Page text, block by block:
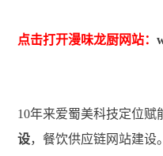
点击打开漫味龙厨网站：
10年来爱蜀美科技定位赋
设，餐饮供应链网站建设